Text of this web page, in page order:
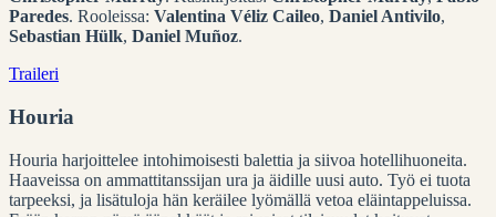
Paredes. Rooleissa: Valentina Véliz Caileo, Daniel Antivilo,
Sebastian Hülk, Daniel Muñoz.
Traileri
Houria
Houria harjoittelee intohimoisesti balettia ja siivoa hotellihuoneita.
Haaveissa on ammattitanssijan ura ja äidille uusi auto. Työ ei tuota
tarpeeksi, ja lisätuloja hän keräilee lyömällä vetoa eläintappeluissa.